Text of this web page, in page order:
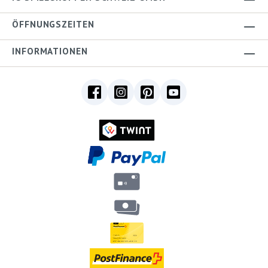
ÖFFNUNGSZEITEN
INFORMATIONEN